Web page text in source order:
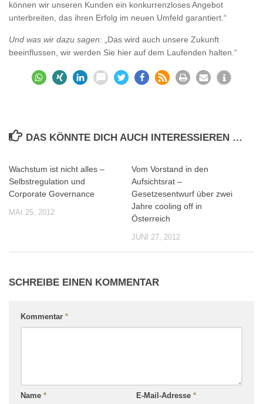
können wir unseren Kunden ein konkurrenzloses Angebot
unterbreiten, das ihren Erfolg im neuen Umfeld garantiert.“
Und was wir dazu sagen: „Das wird auch unsere Zukunft
beeinflussen, wir werden Sie hier auf dem Laufenden halten.“
DAS KÖNNTE DICH AUCH INTERESSIEREN …
Wachstum ist nicht alles –
Selbstregulation und
Corporate Governance
MAI 25, 2012
Vom Vorstand in den
Aufsichtsrat –
Gesetzesentwurf über zwei
Jahre cooling off in
Österreich
JUNI 27, 2012
SCHREIBE EINEN KOMMENTAR
Kommentar *
Name * E-Mail-Adresse *